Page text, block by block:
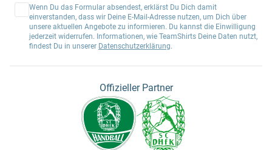
Wenn Du das Formular absendest, erklärst Du Dich damit
einverstanden, dass wir Deine E-Mail-Adresse nutzen, um Dich über
unsere aktuellen Angebote zu informieren. Du kannst die Einwilligung
jederzeit widerrufen. Informationen, wie TeamShirts Deine Daten nutzt,
findest Du in unserer Datenschutzerklärung.
Offizieller Partner